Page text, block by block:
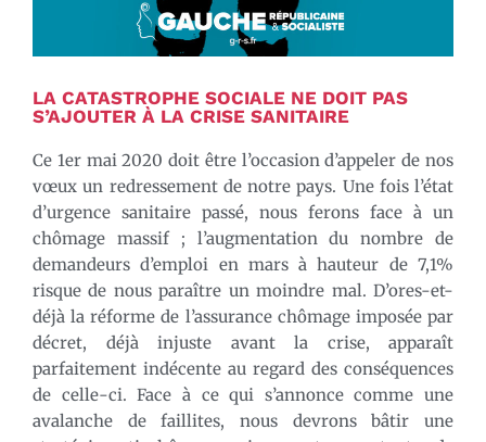
LA CATASTROPHE SOCIALE NE DOIT PAS
S’AJOUTER À LA CRISE SANITAIRE
Ce 1er mai 2020 doit être l’occasion d’appeler de nos
vœux un redressement de notre pays. Une fois l’état
d’urgence sanitaire passé, nous ferons face à un
chômage massif ; l’augmentation du nombre de
demandeurs d’emploi en mars à hauteur de 7,1%
risque de nous paraître un moindre mal. D’ores-et-
déjà la réforme de l’assurance chômage imposée par
décret, déjà injuste avant la crise, apparaît
parfaitement indécente au regard des conséquences
de celle-ci. Face à ce qui s’annonce comme une
avalanche de faillites, nous devrons bâtir une